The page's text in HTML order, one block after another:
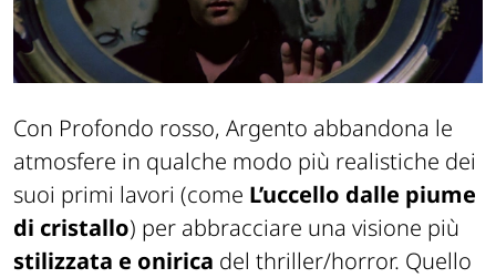
Con Profondo rosso, Argento abbandona le
atmosfere in qualche modo più realistiche dei
suoi primi lavori (come L’uccello dalle piume
di cristallo) per abbracciare una visione più
stilizzata e onirica del thriller/horror. Quello